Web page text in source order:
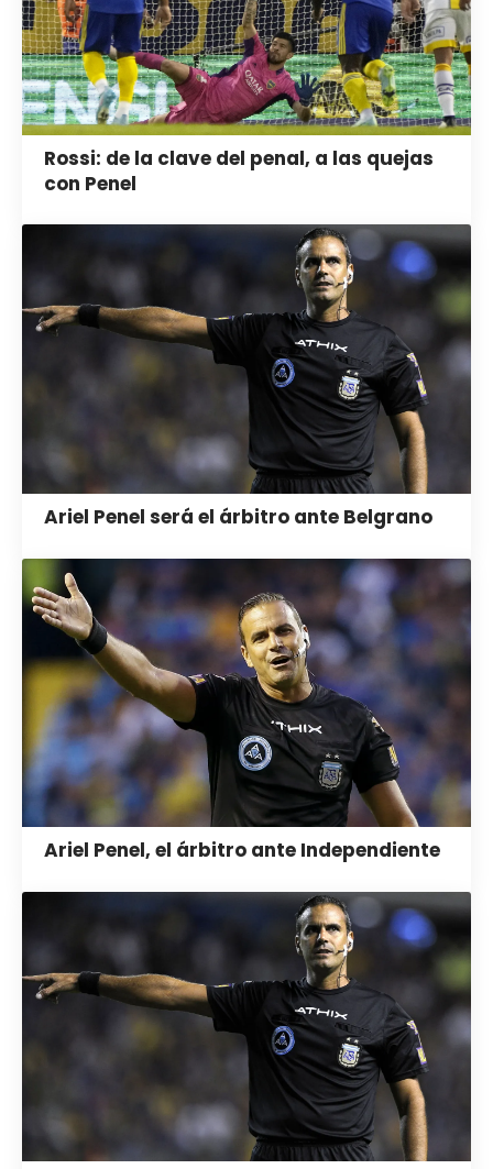
Rossi: de la clave del penal, a las quejas
con Penel
Ariel Penel será el árbitro ante Belgrano
Ariel Penel, el árbitro ante Independiente